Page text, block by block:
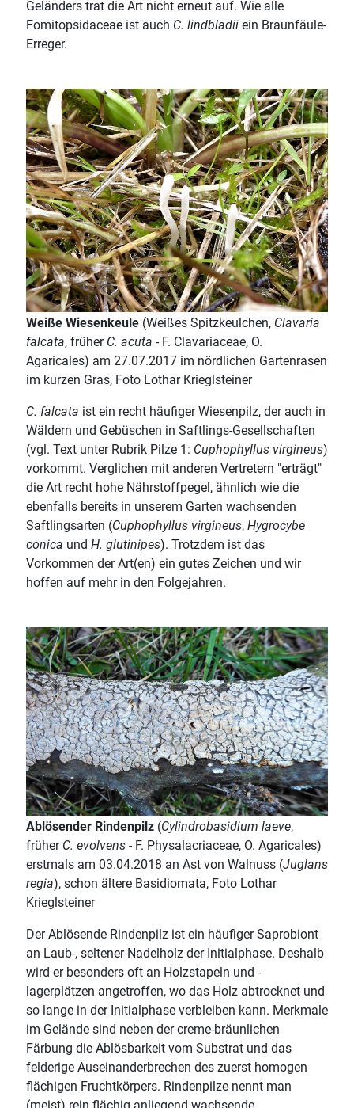
Geländers trat die Art nicht erneut auf. Wie alle
Fomitopsidaceae ist auch C. lindbladii ein Braunfäule-
Erreger.
Weiße Wiesenkeule (Weißes Spitzkeulchen, Clavaria
falcata, früher C. acuta - F. Clavariaceae, O.
Agaricales) am 27.07.2017 im nördlichen Gartenrasen
im kurzen Gras, Foto Lothar Krieglsteiner
C. falcata ist ein recht häufiger Wiesenpilz, der auch in
Wäldern und Gebüschen in Saftlings-Gesellschaften
(vgl. Text unter Rubrik Pilze 1: Cuphophyllus virgineus)
vorkommt. Verglichen mit anderen Vertretern "erträgt"
die Art recht hohe Nährstoffpegel, ähnlich wie die
ebenfalls bereits in unserem Garten wachsenden
Saftlingsarten (Cuphophyllus virgineus, Hygrocybe
conica und H. glutinipes). Trotzdem ist das
Vorkommen der Art(en) ein gutes Zeichen und wir
hoffen auf mehr in den Folgejahren.
Ablösender Rindenpilz (Cylindrobasidium laeve,
früher C. evolvens - F. Physalacriaceae, O. Agaricales)
erstmals am 03.04.2018 an Ast von Walnuss (Juglans
regia), schon ältere Basidiomata, Foto Lothar
Krieglsteiner
Der Ablösende Rindenpilz ist ein häufiger Saprobiont
an Laub-, seltener Nadelholz der Initialphase. Deshalb
wird er besonders oft an Holzstapeln und -
lagerplätzen angetroffen, wo das Holz abtrocknet und
so lange in der Initialphase verbleiben kann. Merkmale
im Gelände sind neben der creme-bräunlichen
Färbung die Ablösbarkeit vom Substrat und das
felderige Auseinanderbrechen des zuerst homogen
flächigen Fruchtkörpers. Rindenpilze nennt man